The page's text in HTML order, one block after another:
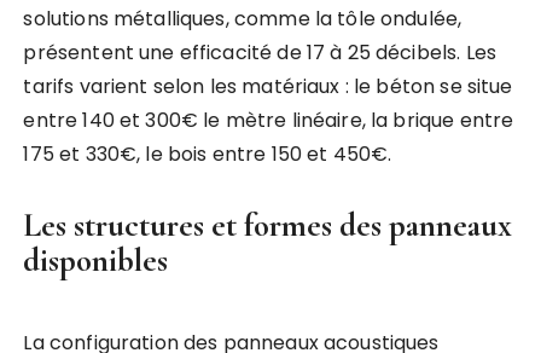
solutions métalliques, comme la tôle ondulée,
présentent une efficacité de 17 à 25 décibels. Les
tarifs varient selon les matériaux : le béton se situe
entre 140 et 300€ le mètre linéaire, la brique entre
175 et 330€, le bois entre 150 et 450€.
Les structures et formes des panneaux
disponibles
La configuration des panneaux acoustiques